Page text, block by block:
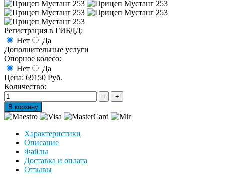
Регистрация в ГИБДД:
Нет
Да
Дополнительные услуги
Опорное колесо:
Нет
Да
Цена: 69150 Руб.
Количество:
Характеристики
Описание
Файлы
Доставка и оплата
Отзывы